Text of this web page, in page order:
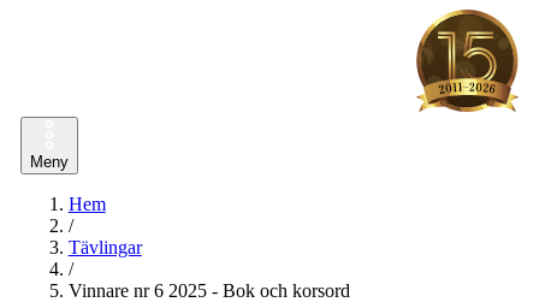
Meny
Hem
/
Tävlingar
/
Vinnare nr 6 2025 - Bok och korsord